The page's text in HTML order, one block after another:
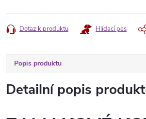
Dotaz k produktu Hlídací pes
Popis produktu
Detailní popis